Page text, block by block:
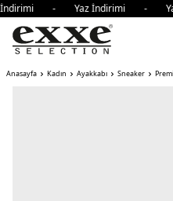
- Yaz İndirimi
Anasayfa Kadın Ayakkabı Sneaker